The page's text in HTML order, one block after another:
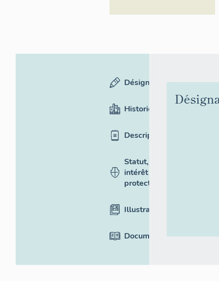
Désignation
Historique
Description
Statut,
intérêt et
protection
Illustrations
Documentation